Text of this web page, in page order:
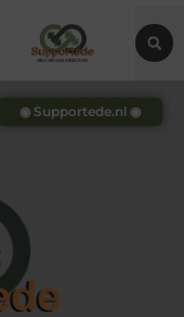
◉ Supportede.nl ◉